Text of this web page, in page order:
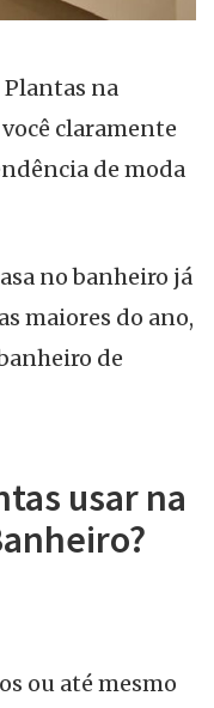
Plantas na
claramente
de moda
no banheiro já
maiores do ano,
de
usar na
ou até mesmo